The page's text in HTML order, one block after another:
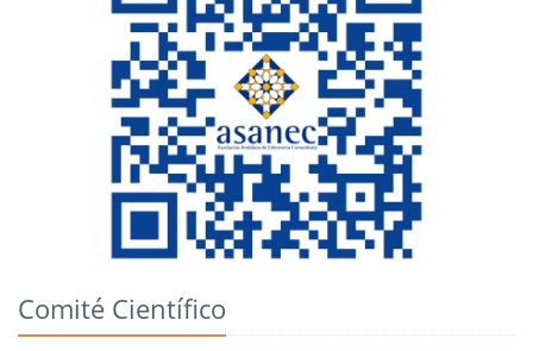
Comité Científico